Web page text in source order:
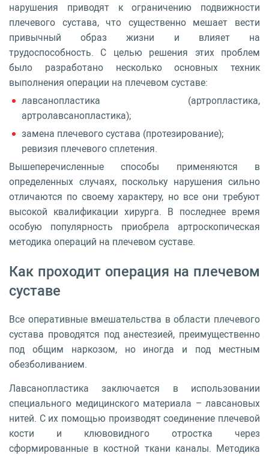
нарушения приводят к ограничению подвижности
плечевого сустава, что существенно мешает вести
привычный образ жизни и влияет на
трудоспособность. С целью решения этих проблем
было разработано несколько основных техник
выполнения операции на плечевом суставе:
лавсанопластика (артропластика,
артролавсанопластика);
замена плечевого сустава (протезирование);
ревизия плечевого сплетения.
Вышеперечисленные способы применяются в
определенных случаях, поскольку нарушения сильно
отличаются по своему характеру, но все они требуют
высокой квалификации хирурга. В последнее время
особую популярность приобрела артроскопическая
методика операций на плечевом суставе.
Как проходит операция на плечевом
суставе
Все оперативные вмешательства в области плечевого
сустава проводятся под анестезией, преимущественно
под общим наркозом, но иногда и под местным
обезболиванием.
Лавсанопластика заключается в использовании
специального медицинского материала – лавсановых
нитей. С их помощью производят соединение плечевой
кости и клювовидного отростка через
сформированные в костной ткани каналы. Методика